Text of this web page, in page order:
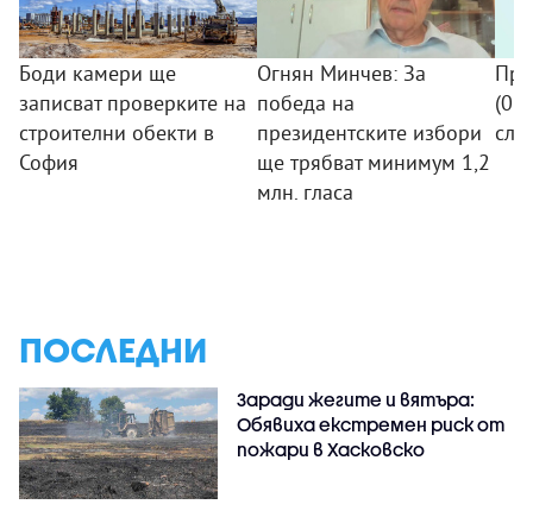
Боди камери ще
записват проверките на
строителни обекти в
София
Огнян Минчев: За
победа на
президентските избори
ще трябват минимум 1,2
млн. гласа
ПОСЛЕДНИ
Заради жегите и вятъра:
Обявиха екстремен риск от
пожари в Хасковско